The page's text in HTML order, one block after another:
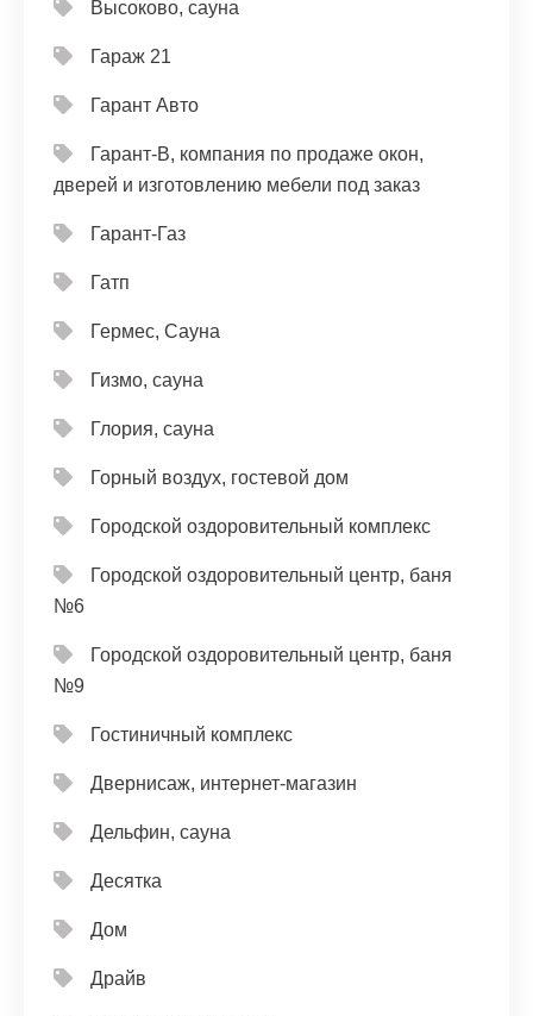
Высоково, сауна
Гараж 21
Гарант Авто
Гарант-В, компания по продаже окон,
дверей и изготовлению мебели под заказ
Гарант-Газ
Гатп
Гермес, Сауна
Гизмо, сауна
Глория, сауна
Горный воздух, гостевой дом
Городской оздоровительный комплекс
Городской оздоровительный центр, баня
№6
Городской оздоровительный центр, баня
№9
Гостиничный комплекс
Двернисаж, интернет-магазин
Дельфин, сауна
Десятка
Дом
Драйв